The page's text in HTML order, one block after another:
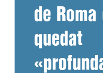
de
quedat